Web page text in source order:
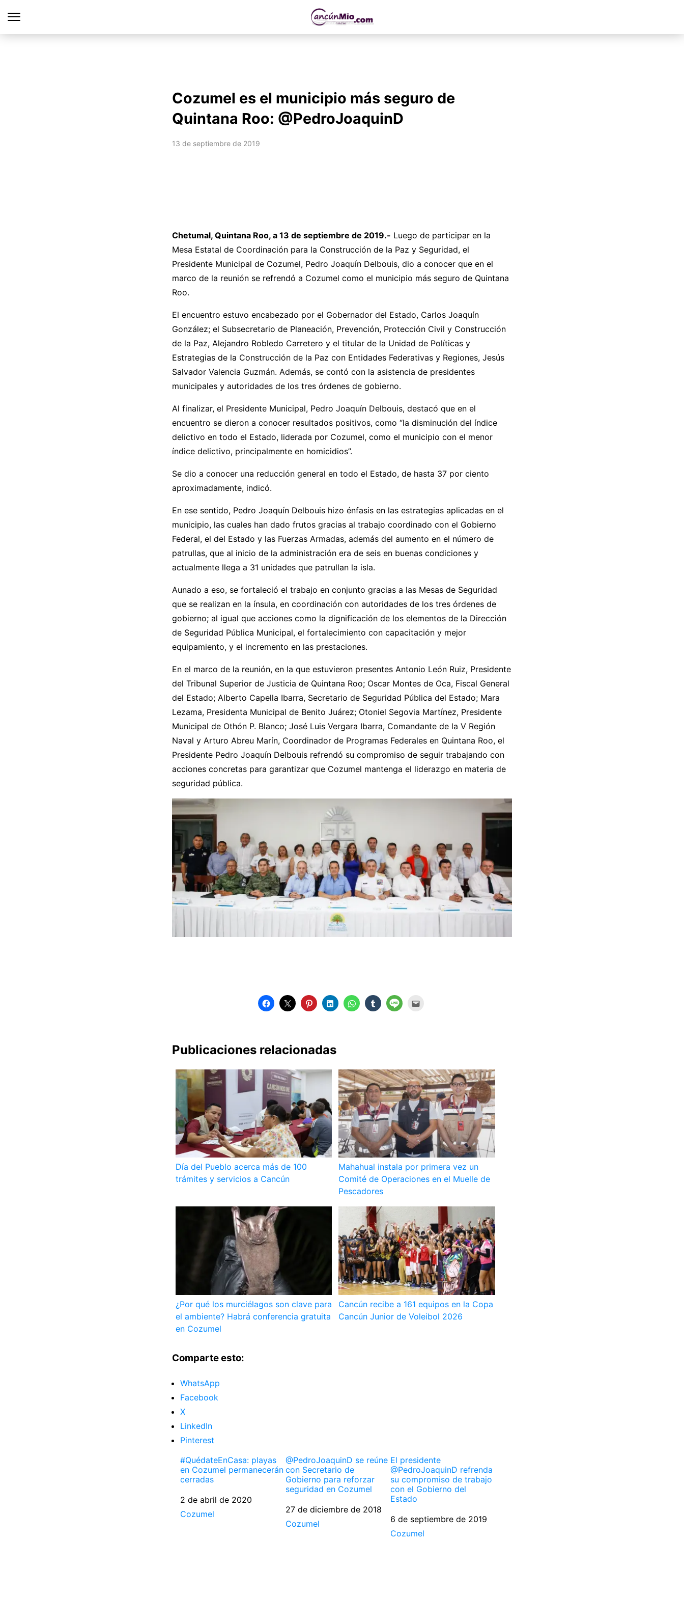
Cozumel es el municipio más seguro de
Quintana Roo: @PedroJoaquinD
13 de septiembre de 2019
Chetumal, Quintana Roo, a 13 de septiembre de 2019.- Luego de participar en la
Mesa Estatal de Coordinación para la Construcción de la Paz y Seguridad, el
Presidente Municipal de Cozumel, Pedro Joaquín Delbouis, dio a conocer que en el
marco de la reunión se refrendó a Cozumel como el municipio más seguro de Quintana
Roo.
El encuentro estuvo encabezado por el Gobernador del Estado, Carlos Joaquín
González; el Subsecretario de Planeación, Prevención, Protección Civil y Construcción
de la Paz, Alejandro Robledo Carretero y el titular de la Unidad de Políticas y
Estrategias de la Construcción de la Paz con Entidades Federativas y Regiones, Jesús
Salvador Valencia Guzmán. Además, se contó con la asistencia de presidentes
municipales y autoridades de los tres órdenes de gobierno.
Al finalizar, el Presidente Municipal, Pedro Joaquín Delbouis, destacó que en el
encuentro se dieron a conocer resultados positivos, como “la disminución del índice
delictivo en todo el Estado, liderada por Cozumel, como el municipio con el menor
índice delictivo, principalmente en homicidios”.
Se dio a conocer una reducción general en todo el Estado, de hasta 37 por ciento
aproximadamente, indicó.
En ese sentido, Pedro Joaquín Delbouis hizo énfasis en las estrategias aplicadas en el
municipio, las cuales han dado frutos gracias al trabajo coordinado con el Gobierno
Federal, el del Estado y las Fuerzas Armadas, además del aumento en el número de
patrullas, que al inicio de la administración era de seis en buenas condiciones y
actualmente llega a 31 unidades que patrullan la isla.
Aunado a eso, se fortaleció el trabajo en conjunto gracias a las Mesas de Seguridad
que se realizan en la ínsula, en coordinación con autoridades de los tres órdenes de
gobierno; al igual que acciones como la dignificación de los elementos de la Dirección
de Seguridad Pública Municipal, el fortalecimiento con capacitación y mejor
equipamiento, y el incremento en las prestaciones.
En el marco de la reunión, en la que estuvieron presentes Antonio León Ruiz, Presidente
del Tribunal Superior de Justicia de Quintana Roo; Oscar Montes de Oca, Fiscal General
del Estado; Alberto Capella Ibarra, Secretario de Seguridad Pública del Estado; Mara
Lezama, Presidenta Municipal de Benito Juárez; Otoniel Segovia Martínez, Presidente
Municipal de Othón P. Blanco; José Luis Vergara Ibarra, Comandante de la V Región
Naval y Arturo Abreu Marín, Coordinador de Programas Federales en Quintana Roo, el
Presidente Pedro Joaquín Delbouis refrendó su compromiso de seguir trabajando con
acciones concretas para garantizar que Cozumel mantenga el liderazgo en materia de
seguridad pública.
Publicaciones relacionadas
Día del Pueblo acerca más de 100
trámites y servicios a Cancún
Mahahual instala por primera vez un
Comité de Operaciones en el Muelle de
Pescadores
¿Por qué los murciélagos son clave para
el ambiente? Habrá conferencia gratuita
en Cozumel
Cancún recibe a 161 equipos en la Copa
Cancún Junior de Voleibol 2026
Comparte esto:
WhatsApp
Facebook
X
LinkedIn
Pinterest
#QuédateEnCasa: playas
en Cozumel permanecerán
cerradas
Fecha
2 de abril de 2020
Respecto a
Cozumel
@PedroJoaquinD se reúne
con Secretario de
Gobierno para reforzar
seguridad en Cozumel
Fecha
27 de diciembre de 2018
Respecto a
Cozumel
El presidente
@PedroJoaquinD refrenda
su compromiso de trabajo
con el Gobierno del
Estado
Fecha
6 de septiembre de 2019
Respecto a
Cozumel